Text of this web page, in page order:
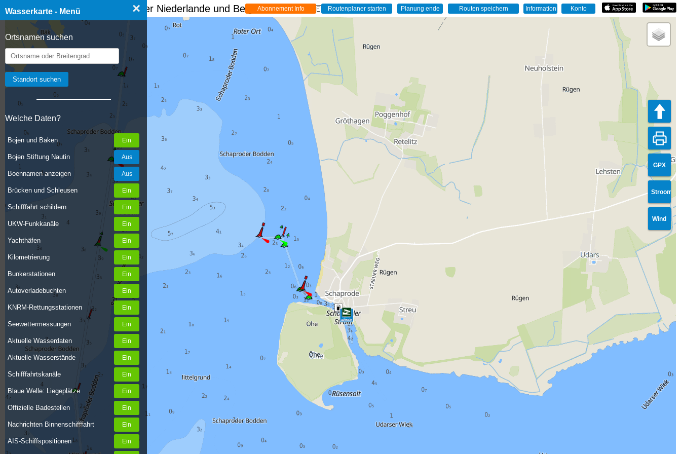
Wasserkarte - Menü ×
Ortsnamen suchen
Welche Daten?
Bojen und Baken
Bojen Stiftung Nautin
Boennamen anzeigen
Brücken und Schleusen
Schifffahrt schildern
UKW-Funkkanäle
Yachthäfen
Kilometrierung
Bunkerstationen
Autoverladebuchten
KNRM-Rettungsstationen
Seewettermessungen
Aktuelle Wasserdaten
Aktuelle Wasserstände
Schifffahrtskanäle
Blaue Welle: Liegeplätze
Offizielle Badestellen
Nachrichten Binnenschifffahrt
AIS-Schiffspositionen
☰ Wasserkarte Deutschland, der Niederlande und Belgien - Live 🇩🇪
GPX
Stroom
Wind